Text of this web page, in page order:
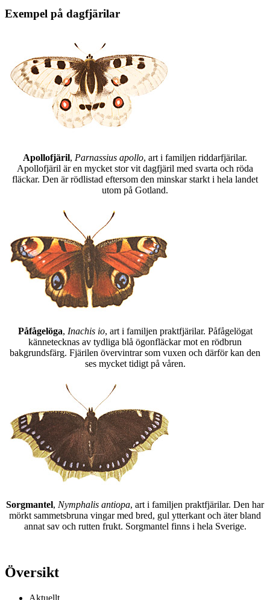
Exempel på dagfjärilar
Apollofjäril, Parnassius apollo, art i familjen riddarfjärilar.
Apollofjäril är en mycket stor vit dagfjäril med svarta och röda
fläckar. Den är rödlistad eftersom den minskar starkt i hela landet
utom på Gotland.
Påfågelöga, Inachis io, art i familjen praktfjärilar. Påfågelögat
kännetecknas av tydliga blå ögonfläckar mot en rödbrun
bakgrundsfärg. Fjärilen övervintrar som vuxen och därför kan den
ses mycket tidigt på våren.
Sorgmantel, Nymphalis antiopa, art i familjen praktfjärilar. Den har
mörkt sammetsbruna vingar med bred, gul ytterkant och äter bland
annat sav och rutten frukt. Sorgmantel finns i hela Sverige.
Översikt
Aktuellt